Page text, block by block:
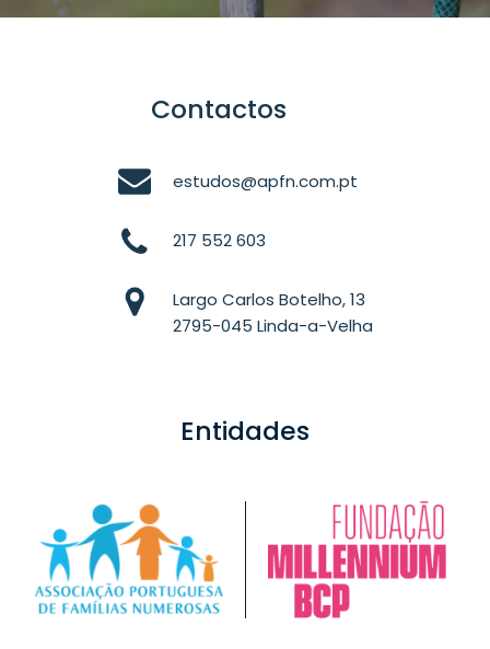
Contactos
estudos@apfn.com.pt
217 552 603
Largo Carlos Botelho, 13
2795-045 Linda-a-Velha
Entidades